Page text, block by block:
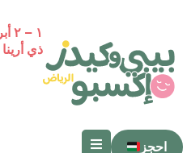
١ – ٢ أبريل ٢٠٢٧
ذي
احجز